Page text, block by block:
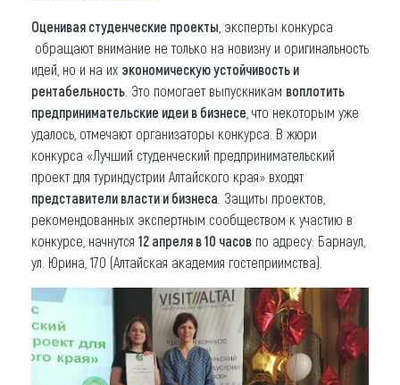
Оценивая студенческие проекты , эксперты конкурса
обращают внимание не только на новизну и оригинальность
идей, но и на их экономическую устойчивость и
рентабельность . Это помогает выпускникам воплотить
предпринимательские идеи в бизнесе , что некоторым уже
удалось, отмечают организаторы конкурса. В жюри
конкурса «Лучший студенческий предпринимательский
проект для туриндустрии Алтайского края» входят
представители власти и бизнеса . Защиты проектов,
рекомендованных экспертным сообществом к участию в
конкурсе, начнутся 12 апреля в 10 часов по адресу: Барнаул,
ул. Юрина, 170 (Алтайская академия гостеприимства).